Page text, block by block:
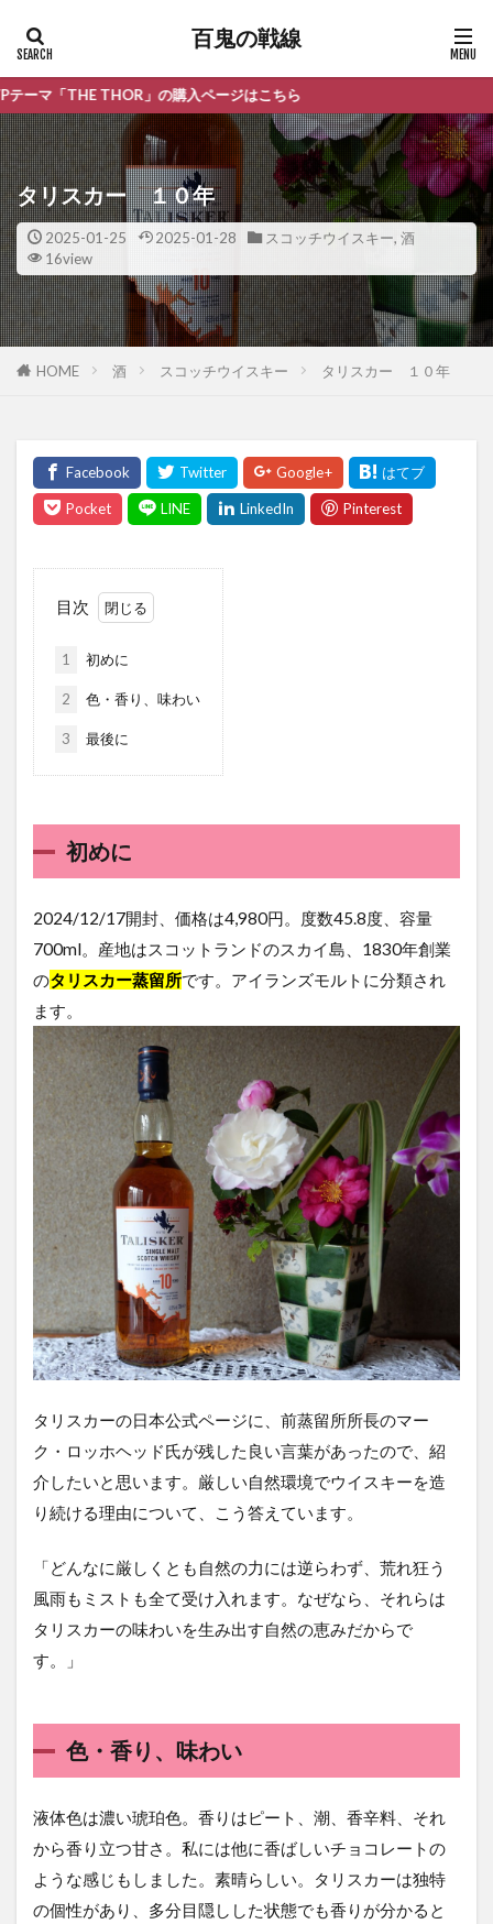
百鬼の戦線
」の購入ページはこちら
タリスカー １０年
2025-01-25 2025-01-28 スコッチウイスキー, 酒
16view
HOME 酒 スコッチウイスキー タリスカー １０年
目次
1 初めに
2 色・香り、味わい
3 最後に
初めに
2024/12/17開封、価格は4,980円。度数45.8度、容量
700ml。産地はスコットランドのスカイ島、1830年創業
のタリスカー蒸留所です。アイランズモルトに分類され
ます。
タリスカーの日本公式ページに、前蒸留所所長のマー
ク・ロッホヘッド氏が残した良い言葉があったので、紹
介したいと思います。厳しい自然環境でウイスキーを造
り続ける理由について、こう答えています。
「どんなに厳しくとも自然の力には逆らわず、荒れ狂う
風雨もミストも全て受け入れます。なぜなら、それらは
タリスカーの味わいを生み出す自然の恵みだからで
す。」
色・香り、味わい
液体色は濃い琥珀色。香りはピート、潮、香辛料、それ
から香り立つ甘さ。私には他に香ばしいチョコレートの
ような感じもしました。素晴らしい。タリスカーは独特
の個性があり、多分目隠しした状態でも香りが分かると